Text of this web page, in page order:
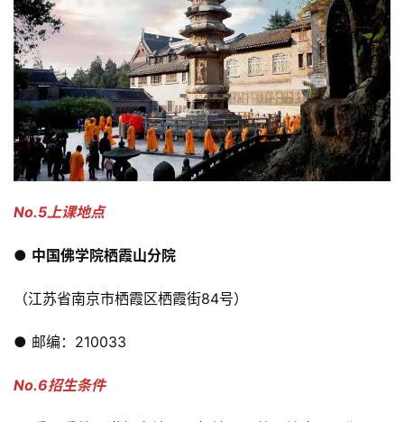
No.5上课地点
● 中国佛学院栖霞山分院
（江苏省南京市栖霞区栖霞街84号）
● 邮编：210033
No.6招生条件